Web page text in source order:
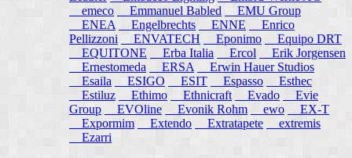
emeco
Emmanuel Babled
EMU Group
ENEA
Engelbrechts ENNE
Enrico
Pellizzoni ENVATECH Eponimo
Equipo DRT
EQUITONE
Erba Italia Ercol
Erik Jorgensen
Ernestomeda
ERSA
Erwin Hauer Studios
Esaila
ESIGO ESIT Espasso
Esthec
Estiluz
Ethimo Ethnicraft Evado
Evie
Group
EVOline Evonik Rohm ewo
EX-T
Expormim
Extendo Extratapete
extremis
Ezarri